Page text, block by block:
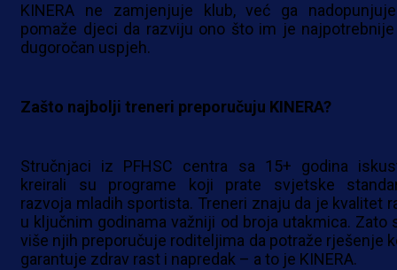
KINERA ne zamjenjuje klub, već ga
pomaže djeci da razviju ono što im je
dugoročan uspjeh.
Zašto najbolji treneri preporučuju KINERA?
Stručnjaci iz PFHSC centra sa 15+ godina
kreirali su programe koji prate svjetske
razvoja mladih sportista. Treneri znaju da je kvalitet
u ključnim godinama važniji od broja utakmica. Zato
više njih preporučuje roditeljima da potraže rješenje
garantuje zdrav rast i napredak – a to je KINERA.